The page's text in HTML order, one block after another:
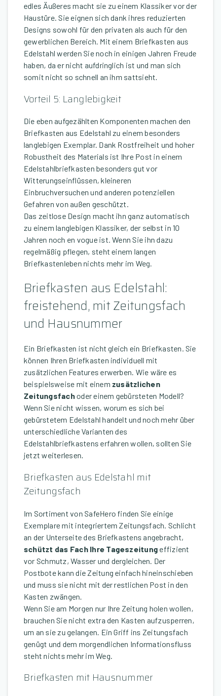
edles Äußeres macht sie zu einem Klassiker vor der
Haustüre. Sie eignen sich dank ihres reduzierten
Designs sowohl für den privaten als auch für den
gewerblichen Bereich. Mit einem Briefkasten aus
Edelstahl werden Sie noch in einigen Jahren Freude
haben, da er nicht aufdringlich ist und man sich
somit nicht so schnell an ihm sattsieht.
Vorteil 5: Langlebigkeit
Die eben aufgezählten Komponenten machen den
Briefkasten aus Edelstahl zu einem besonders
langlebigen Exemplar. Dank Rostfreiheit und hoher
Robustheit des Materials ist Ihre Post in einem
Edelstahlbriefkasten besonders gut vor
Witterungseinflüssen, kleineren
Einbruchversuchen und anderen potenziellen
Gefahren von außen geschützt.
Das zeitlose Design macht ihn ganz automatisch
zu einem langlebigen Klassiker, der selbst in 10
Jahren noch en vogue ist. Wenn Sie ihn dazu
regelmäßig pflegen, steht einem langen
Briefkastenleben nichts mehr im Weg.
Briefkasten aus Edelstahl:
freistehend, mit Zeitungsfach
und Hausnummer
Ein Briefkasten ist nicht gleich ein Briefkasten. Sie
können Ihren Briefkasten individuell mit
zusätzlichen Features erwerben. Wie wäre es
beispielsweise mit einem zusätzlichen
Zeitungsfachoder einem gebürsteten Modell?
Wenn Sie nicht wissen, worum es sich bei
gebürstetem Edelstahl handelt und noch mehr über
unterschiedliche Varianten des
Edelstahlbriefkastens erfahren wollen, sollten Sie
jetzt weiterlesen.
Briefkasten aus Edelstahl mit
Zeitungsfach
Im Sortiment von SafeHero finden Sie einige
Exemplare mit integriertem Zeitungsfach. Schlicht
an der Unterseite des Briefkastens angebracht,
schützt das Fach Ihre Tageszeitungeffizient
vor Schmutz, Wasser und dergleichen. Der
Postbote kann die Zeitung einfach hineinschieben
und muss sie nicht mit der restlichen Post in den
Kasten zwängen.
Wenn Sie am Morgen nur Ihre Zeitung holen wollen,
brauchen Sie nicht extra den Kasten aufzusperren,
um an sie zu gelangen. Ein Griff ins Zeitungsfach
genügt und dem morgendlichen Informationsfluss
steht nichts mehr im Weg.
Briefkasten mit Hausnummer